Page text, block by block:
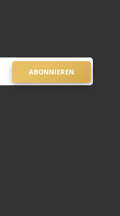
ABONNIEREN